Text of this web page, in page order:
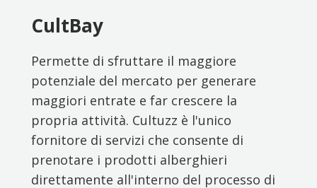
CultBay
Permette di sfruttare il maggiore
potenziale del mercato per generare
maggiori entrate e far crescere la
propria attività. Cultuzz è l'unico
fornitore di servizi che consente di
prenotare i prodotti alberghieri
direttamente all'interno del processo di